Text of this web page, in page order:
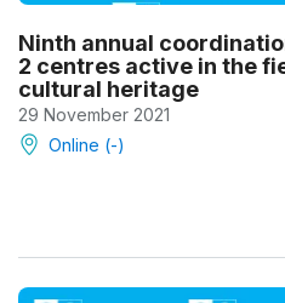
Ninth annual
2 centres active in the
cultural heritage
29 November 2021
Online (-)